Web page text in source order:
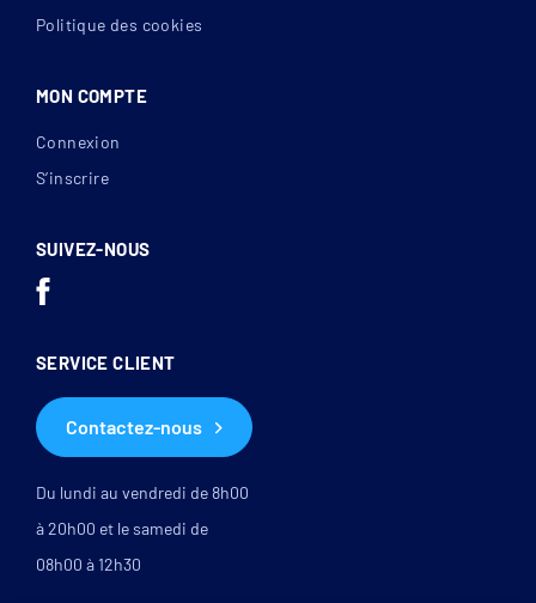
Politique des cookies
MON COMPTE
Connexion
S’inscrire
SUIVEZ-NOUS
SERVICE CLIENT
Contactez-nous
Du lundi au vendredi de 8h00
à 20h00 et le samedi de
08h00 à 12h30